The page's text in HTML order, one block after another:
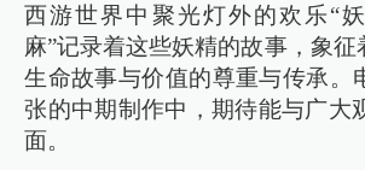
西游世界中聚光灯外的欢乐“
麻”记录着这些妖精的故事，象征
生命故事与价值的尊重与传承。
张的中期制作中，期待能与广大
面。